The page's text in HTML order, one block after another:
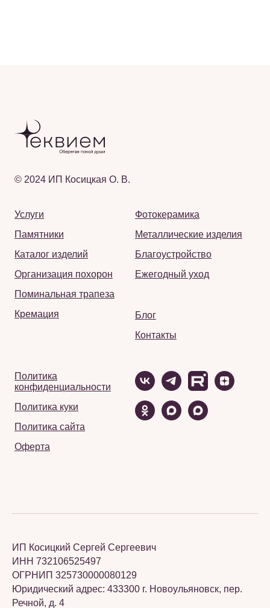
© 2024 ИП Косицкая О. В.
Услуги
Памятники
Каталог изделий
Организация похорон
Поминальная трапеза
Кремация
Фотокерамика
Металлические изделия
Благоустройство
Ежегодный уход
Блог
Контакты
Политика
конфиденциальности
Политика куки
Политика сайта
Оферта
ИП Косицкий Сергей Сергеевич
ИНН 732106525497
ОГРНИП 325730000080129
Юридический адрес: 433300 г. Новоульяновск, пер.
Речной, д. 4